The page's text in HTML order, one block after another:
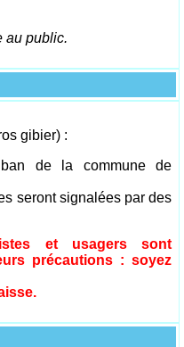
au public.
gibier) :
de la commune de
seront signalées par des
et usagers sont
précautions : soyez